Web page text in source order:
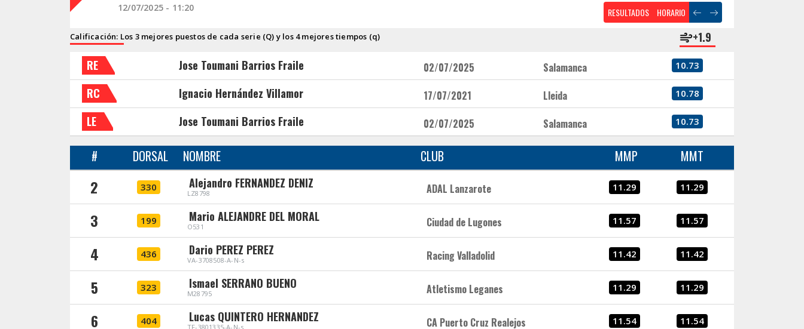
12/07/2025 - 11:20 RESULTADOS HORARIO
Calificación: Los 3 mejores puestos de cada serie (Q) y los 4 mejores tiempos (q)
+1.9
RE
Jose Toumani Barrios Fraile 02/07/2025 Salamanca 10.73
RC Ignacio Hernández Villamor 17/07/2021 Lleida 10.78
LE Jose Toumani Barrios Fraile 02/07/2025 Salamanca 10.73
# DORSAL NOMBRE CLUB MMP MMT
2 330 Alejandro FERNANDEZ DENIZ
LZ8798 ADAL Lanzarote 11.29 11.29
3 199 Mario ALEJANDRE DEL MORAL
O531 Ciudad de Lugones 11.57 11.57
4 436 Dario PEREZ PEREZ
VA-3708508-A-N-s Racing Valladolid 11.42 11.42
5 323 Ismael SERRANO BUENO
M28795 Atletismo Leganes 11.29 11.29
6 404 Lucas QUINTERO HERNANDEZ
TF-3801335-A-N-s CA Puerto Cruz Realejos 11.54 11.54